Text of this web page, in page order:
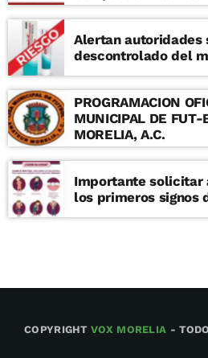
Alertan autoridades
descontrolado del
PROGRAMACION
MUNICIPAL DE FUT-
MORELIA, A.C.
Importante solicitar
los primeros signos
COPYRIGHTVOX MORELIA -